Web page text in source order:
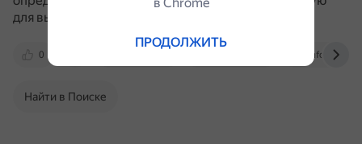
для выполнения данной работы.
0 infourok.ru
Найти в Поиске
ПРОДОЛЖИТЬ